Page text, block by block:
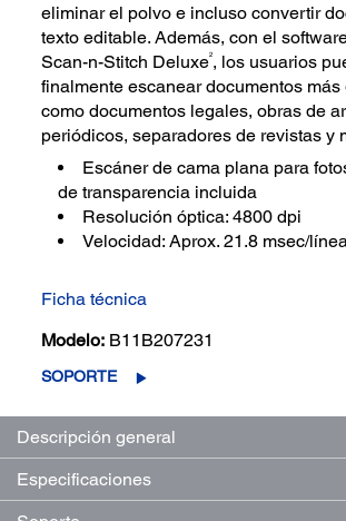
eliminar el polvo e incluso convertir
texto editable. Además, con el
Scan-n-Stitch Deluxe2, los usuarios
finalmente escanear documentos más
como documentos legales, obras de
periódicos, separadores de revistas y
Escáner de cama plana para
de transparencia incluida
Resolución óptica: 4800 dpi
Velocidad: Aprox. 21.8 msec/
Ficha técnica
Modelo: B11B207231
SOPORTE
Descripción general
Especificaciones